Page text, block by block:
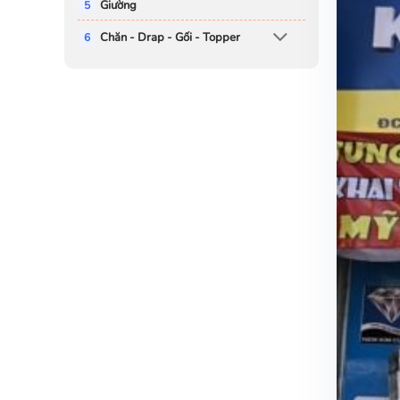
Giường
Chăn - Drap - Gối - Topper